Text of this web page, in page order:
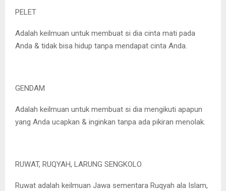
PELET
Adalah keilmuan untuk membuat si dia cinta mati pada
Anda & tidak bisa hidup tanpa mendapat cinta Anda.
GENDAM
Adalah keilmuan untuk membuat si dia mengikuti apapun
yang Anda ucapkan & inginkan tanpa ada pikiran menolak.
RUWAT, RUQYAH, LARUNG SENGKOLO
Ruwat adalah keilmuan Jawa sementara Ruqyah ala Islam,